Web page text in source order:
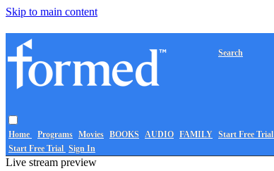
Skip to main content
Home Programs Movies BOOKS AUDIO FAMILY
Search
Start Free Trial
Start Free Trial Sign In
Live stream preview